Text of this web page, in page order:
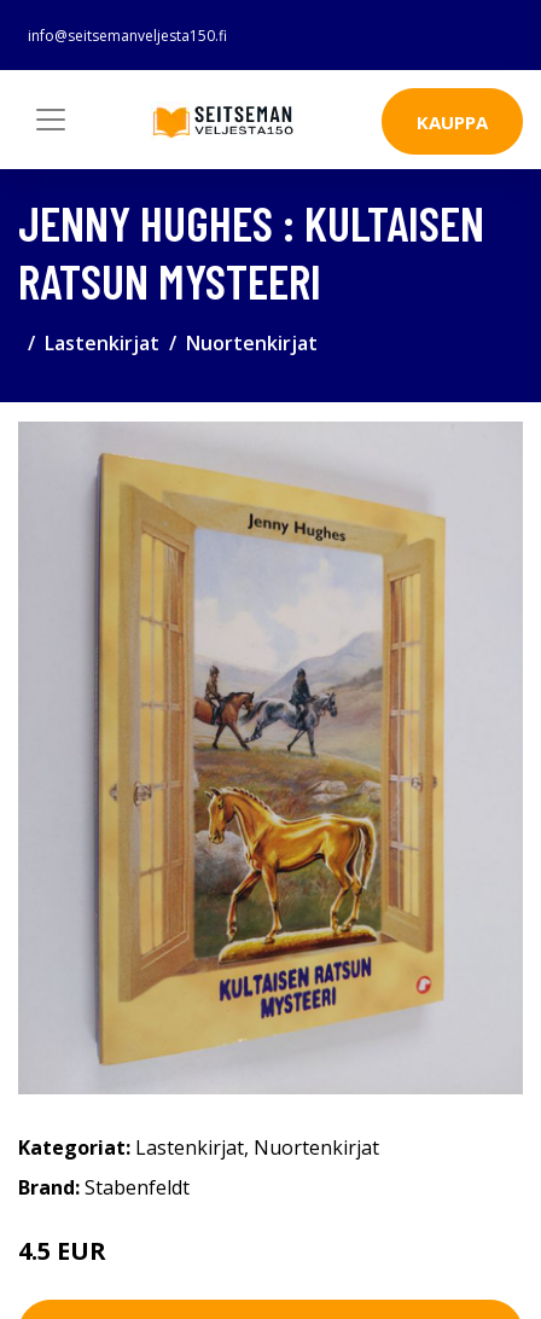
info@seitsemanveljesta150.fi
KAUPPA
JENNY HUGHES : KULTAISEN
RATSUN MYSTEERI
Lastenkirjat Nuortenkirjat
Kategoriat: Lastenkirjat, Nuortenkirjat
Brand:Stabenfeldt
4.5 EUR